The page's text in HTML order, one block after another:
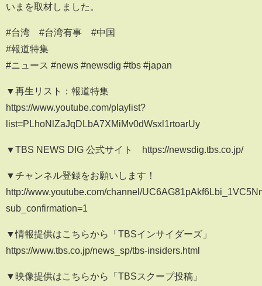
いまを取材しました。
#台湾 #台湾有事 #中国
#報道特集
#ニュース #news #newsdig #tbs #japan
▼再生リスト：報道特集
https://www.youtube.com/playlist?
list=PLhoNlZaJqDLbA7XMiMv0dWsxl1rtoarUy
▼TBS NEWS DIG 公式サイト https://newsdig.tbs.co.jp/
▼チャンネル登録をお願いします！
http://www.youtube.com/channel/
sub_confirmation=1
▼情報提供はこちらから「TBSインサイダーズ」
https://www.tbs.co.jp/news_sp/tbs-insiders.html
▼映像提供はこちらから「TBSスクープ投稿」